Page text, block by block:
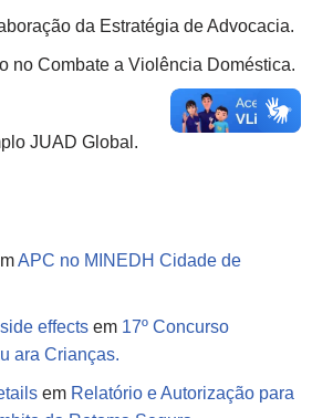
da Estratégia de Advocacia.
no Combate a Violência Doméstica.
JUAD Global.
APC no MINEDH Cidade de
effects em 17º Concurso
ara Crianças.
em Relatório e Autorização para